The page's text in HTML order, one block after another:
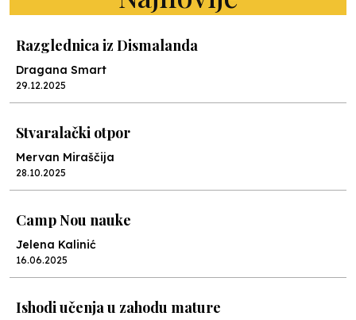
Razglednica iz Dismalanda
Dragana Smart
29.12.2025
Stvaralački otpor
Mervan Miraščija
28.10.2025
Camp Nou nauke
Jelena Kalinić
16.06.2025
Ishodi učenja u zahodu mature